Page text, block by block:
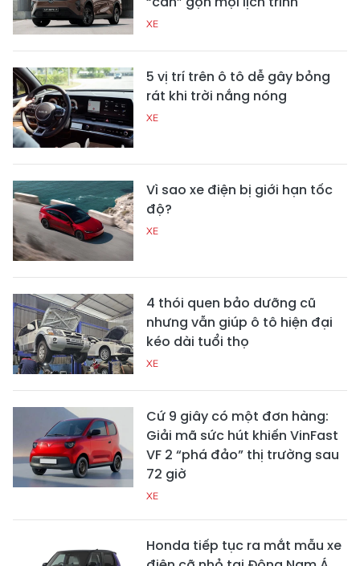
XE
5 vị trí trên ô tô dễ gây bỏng
rát khi trời nắng nóng
XE
Vì sao xe điện bị giới hạn tốc
độ?
XE
4 thói quen bảo dưỡng cũ
nhưng vẫn giúp ô tô hiện đại
kéo dài tuổi thọ
XE
Cứ 9 giây có một đơn hàng:
Giải mã sức hút khiến VinFast
VF 2 “phá đảo” thị trường sau
72 giờ
XE
Honda tiếp tục ra mắt mẫu xe